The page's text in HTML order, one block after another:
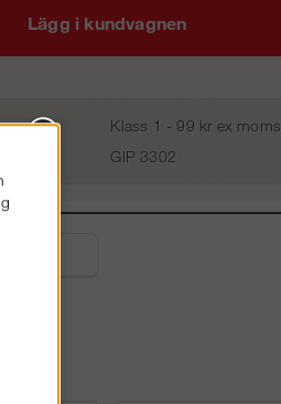
Lägg i kundvagnen
Klass 1 - 99 kr ex moms
GIP 3302